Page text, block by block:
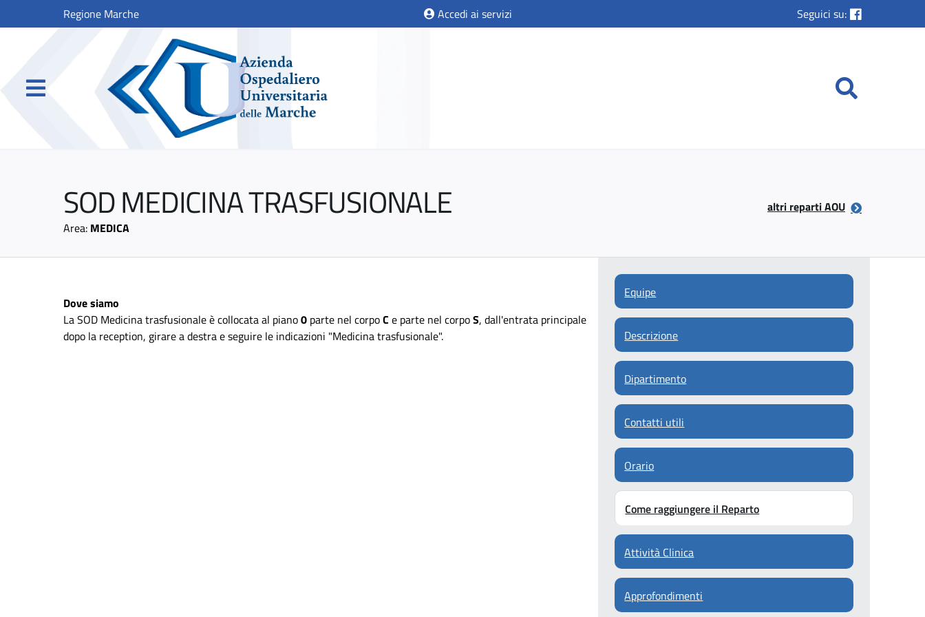
Regione Marche Accedi ai servizi Seguici su:
SOD MEDICINA TRASFUSIONALE
Area: MEDICA
altri reparti AOU
Dove siamo
La SOD Medicina trasfusionale è collocata al piano0 parte nel corpoC e parte nel corpoS, dall'entrata principale
dopo la reception, girare a destra e seguire le indicazioni "Medicina trasfusionale".
Equipe
Descrizione
Dipartimento
Contatti utili
Orario
Come raggiungere il Reparto
Attività Clinica
Approfondimenti